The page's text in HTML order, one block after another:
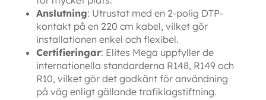
Anslutning: Utrustat med en 2-polig DTP-
kontakt på en 220 cm kabel, vilket gör
installationen enkel och flexibel.
Certifieringar: Elites Mega uppfyller de
internationella standarderna R148, R149 och
R10, vilket gör det godkänt för användning
på väg enligt gällande trafiklagstiftning.